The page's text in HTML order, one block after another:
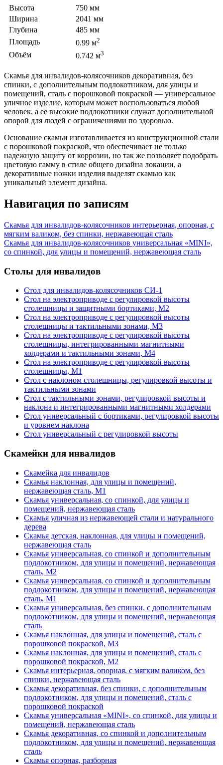
Высота
750 мм
Ширина
2041 мм
Глубина
485 мм
Площадь
0.99 м2
Объём 0.742 м3
Скамья для инвалидов-колясочников декоративная, без
спинки, с дополнительным подлокотником, для улицы и
помещений, сталь с порошковой покраской — универсальное
уличное изделие, которым может воспользоваться любой
человек, а ее высокие подлокотники служат дополнительной
опорой для людей с ограничениями по здоровью.
Основание скамьи изготавливается из конструкционной стали
с порошковой покраской, что обеспечивает не только
надежную защиту от коррозии, но так же позволяет подобрать
цветовую гамму в стиле общего дизайна локации, а
декоративные ножки изделия выделят скамью как
уникальный элемент дизайна.
Навигация по записям
Скамья для инвалидов-колясочников интерьерная, опорная, с
мягким валиком, без спинки, нержавеющая сталь
Скамья для инвалидов-колясочников универсальная «MINI»,
со спинкой, для улицы и помещений, нержавеющая сталь
Столы для инвалидов
Стол для инвалидов-колясочников СИ-1
Стол на электроприводе с регулировкой высоты
столешницы и защитными бортиками, М2
Стол на электроприводе с регулировкой высоты
столешницы и тактильными зонами, М3
Стол на электроприводе с регулировкой высоты
столешницы, интегрированными магнитными
холдерами и тактильными зонами, М4
Стол на электроприводе с регулировкой высоты
столешницы, М1
Стол с наклоном столешницы, регулировкой высоты и
тактильными зонами
Стол с тактильными зонами, регулировкой высоты и
наклона и интегрированными магнитными холдерами
Стол универсальный с бортиками, регулировкой высоты
и уровнем наклона
Стол универсальный с регулировкой высоты
Скамейки для инвалидов
Скамейка для инвалидов
Скамья наклонная, для улицы и помещений,
нержавеющая сталь, М1
Скамья универсальная, со спинкой, для улицы и
помещений, нержавеющая сталь
Скамья уличная из нержавеющей стали и натурального
дерева
Скамья детская, наклонная, для улицы и помещений,
нержавеющая сталь
Скамья универсальная, со спинкой и дополнительным
подлокотником, для улицы и помещений, нержавеющая
сталь, М2
Скамья универсальная, со спинкой и дополнительным
подлокотником, для улицы и помещений, нержавеющая
сталь, М1
Скамья универсальная, без спинки, с дополнительным
подлокотником, для улицы и помещений, нержавеющая
сталь
Скамья наклонная, для улицы и помещений, сталь с
порошковой покраской, М3
Скамья наклонная, для улицы и помещений, сталь с
порошковой покраской, М2
Скамья интерьерная, опорная, с мягким валиком, без
спинки, нержавеющая сталь
Скамья декоративная, без спинки, с дополнительным
подлокотником, для улицы и помещений, сталь с
порошковой покраской
Скамья универсальная «MINI», со спинкой, для улицы и
помещений, нержавеющая сталь
Скамья декоративная, со спинкой и дополнительным
подлокотником, для улицы и помещений, нержавеющая
сталь
Скамья опорная, разборная